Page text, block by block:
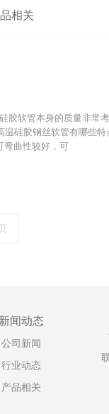
相关
软管本身的质量非常
硅胶钢丝软管有哪些
弯曲性较好，可
新闻动态
公司新闻
行业动态
产品相关